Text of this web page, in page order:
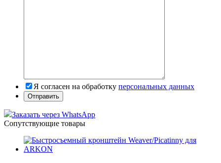
Я согласен на обработку персональных данных
Заказать через WhatsApp
Сопутствующие товары